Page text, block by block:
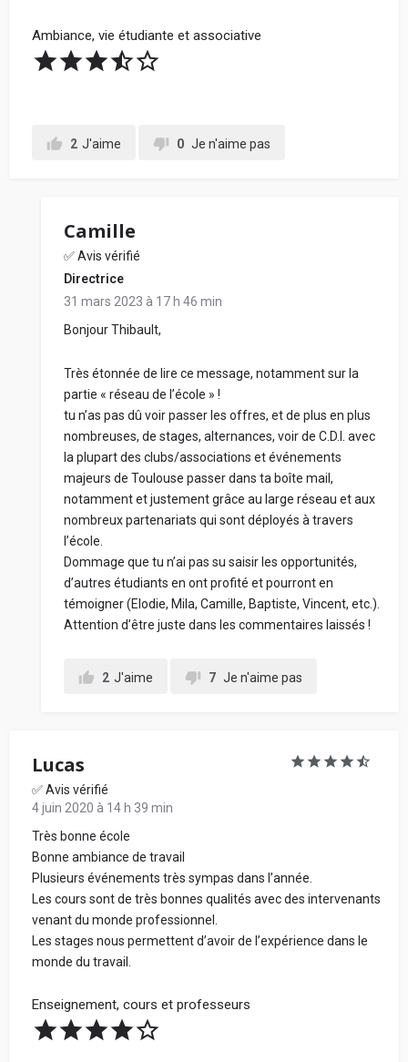
Ambiance, vie étudiante et associative
2 J'aime 0 Je n'aime pas
Camille
✅ Avis vérifié
Directrice
31 mars 2023 à 17 h 46 min
Bonjour Thibault,
Très étonnée de lire ce message, notamment sur la
partie « réseau de l’école » !
tu n’as pas dû voir passer les offres, et de plus en plus
nombreuses, de stages, alternances, voir de C.D.I. avec
la plupart des clubs/associations et événements
majeurs de Toulouse passer dans ta boîte mail,
notamment et justement grâce au large réseau et aux
nombreux partenariats qui sont déployés à travers
l’école.
Dommage que tu n’ai pas su saisir les opportunités,
d’autres étudiants en ont profité et pourront en
témoigner (Elodie, Mila, Camille, Baptiste, Vincent, etc.).
Attention d’être juste dans les commentaires laissés !
2 J'aime 7 Je n'aime pas
Lucas
✅ Avis vérifié
4 juin 2020 à 14 h 39 min
Très bonne école
Bonne ambiance de travail
Plusieurs événements très sympas dans l’année.
Les cours sont de très bonnes qualités avec des intervenants
venant du monde professionnel.
Les stages nous permettent d’avoir de l’expérience dans le
monde du travail.
Enseignement, cours et professeurs